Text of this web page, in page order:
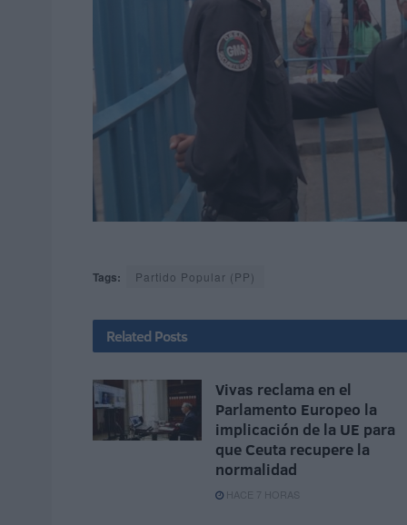
Tags: Partido Popular (PP)
Related Posts
Vivas reclama en el
Parlamento Europeo la
implicación de la UE para
que Ceuta recupere la
normalidad
HACE 7 HORAS